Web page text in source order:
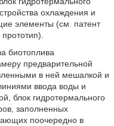
охлаждения и
элементы (см. патент
биотоплива
предварительной
в ней мешалкой и
ввода воды и
блок гидротермального
заполненных
поочередно в